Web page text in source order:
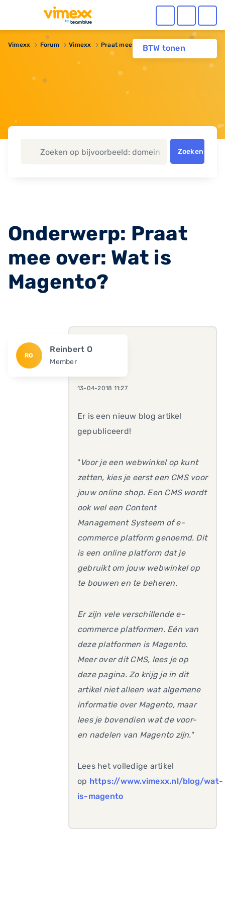
BTW tonen
Vimexx Forum Vimexx Praat mee over: Wat is Magento?
Zoeken
Onderwerp: Praat
mee over: Wat is
Magento?
RO
Reinbert O
Member
13-04-2018 11:27
Er is een nieuw blog artikel
gepubliceerd!
" Voor je een webwinkel op kunt
zetten, kies je eerst een CMS voor
jouw online shop. Een CMS wordt
ook wel een Content
Management Systeem of e-
commerce platform genoemd. Dit
is een online platform dat je
gebruikt om jouw webwinkel op
te bouwen en te beheren.
Er zijn vele verschillende e-
commerce platformen. Eén van
deze platformen is Magento.
Meer over dit CMS, lees je op
deze pagina. Zo krijg je in dit
artikel niet alleen wat algemene
informatie over Magento, maar
lees je bovendien wat de voor-
en nadelen van Magento zijn."
Lees het volledige artikel
op https://www.vimexx.nl/blog/wat-
is-magento